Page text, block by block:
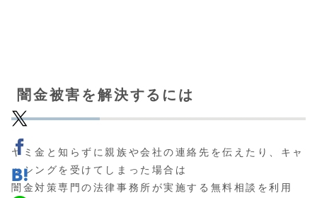
闇金被害を解決するには
ヤミ金と知らずに親族や会社の連絡先を伝えたり、キャ
ッシングを受けてしまった場合は
闇金対策専門の法律事務所が実施する無料相談 を利用